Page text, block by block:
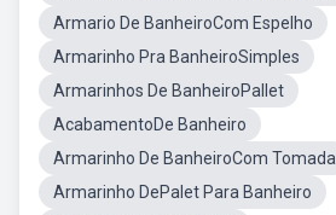
Armario De BanheiroCom Espelho
Armarinho Pra BanheiroSimples
Armarinhos De BanheiroPallet
AcabamentoDe Banheiro
Armarinho De BanheiroCom Tomada
Armarinho DePalet Para Banheiro